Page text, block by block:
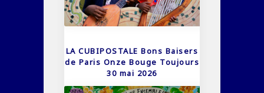
LA CUBIPOSTALE Bons Baisers
de Paris Onze Bouge Toujours
30 mai 2026